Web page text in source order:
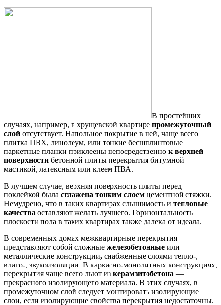
В простейших
случаях, например, в хрущевской квартире промежуточный
слой отсутствует. Напольное покрытие в ней, чаще всего
плитка ПВХ, линолеум, или тонкие бесшплинтовые
паркетные планки приклеены непосредственно к верхней
поверхности бетонной плиты перекрытия битумной
мастикой, латексным или клеем ПВА.
В лучшем случае, верхняя поверхность плиты перед
поклейкой была сглажена тонким слоем цементной стяжки.
Немудрено, что в таких квартирах слышимость и тепловые
качества оставляют желать лучшего. Горизонтальность
плоскости пола в таких квартирах также далека от идеала.
В современных домах межквартирные перекрытия
представляют собой сложные железобетонные или
металлические конструкции, снабженные слоями тепло-,
влаго-, звукоизоляции. В каркасно-монолитных конструкциях,
перекрытия чаще всего льют из керамзитобетона —
прекрасного изолирующего материала. В этих случаях, в
промежуточном слой следует монтировать изолирующие
слои, если изолирующие свойства перекрытия недостаточны.